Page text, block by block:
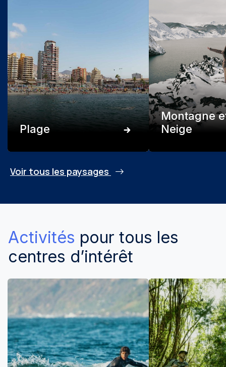
Plage
Montagne
Neige
Voir tous les paysages
Activités pour tous les
centres d’intérêt